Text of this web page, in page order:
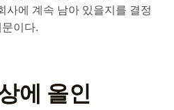
사에 계속 남아 있을지를 결정
이다.
에 올인